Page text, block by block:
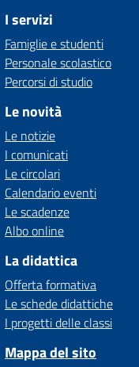
I servizi
Famiglie e studenti
Personale scolastico
Percorsi di studio
Le novità
Le notizie
I comunicati
Le circolari
Calendario eventi
Le scadenze
Albo online
La didattica
Offerta formativa
Le schede didattiche
I progetti delle classi
Mappa del sito